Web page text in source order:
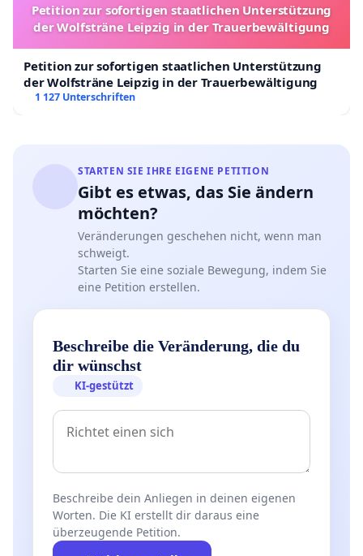
Petition zur sofortigen staatlichen Unterstützung
der Wolfsträne Leipzig in der Trauerbewältigung
Petition zur sofortigen staatlichen Unterstützung
der Wolfsträne Leipzig in der Trauerbewältigung
1 127 Unterschriften
STARTEN SIE IHRE EIGENE PETITION
Gibt es etwas, das Sie ändern
möchten?
Veränderungen geschehen nicht, wenn man
schweigt.
Starten Sie eine soziale Bewegung, indem Sie
eine Petition erstellen.
Beschreibe die Veränderung, die du
dir wünschst
KI-gestützt
Beschreibe dein Anliegen in deinen eigenen
Worten. Die KI erstellt dir daraus eine
überzeugende Petition.